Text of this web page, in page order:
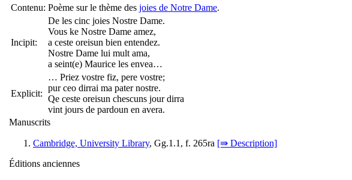
Contenu: Poème sur le thème des joies de Notre Dame.
Incipit:
De les cinc joies Nostre Dame.
Vous ke Nostre Dame amez,
a ceste oreisun bien entendez.
Nostre Dame lui mult ama,
a seint(e) Maurice les envea…
Explicit:
… Priez vostre fiz, pere vostre;
pur ceo dirrai ma pater nostre.
Qe ceste oreisun chescuns jour dirra
vint jours de pardoun en avera.
Manuscrits
Cambridge, University Library, Gg.1.1, f. 265ra [⇛ Description]
Éditions anciennes